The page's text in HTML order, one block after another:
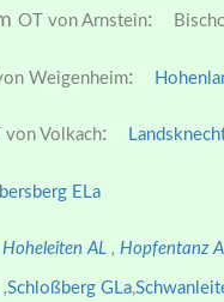
OT von Arnstein:
Weigenheim:
von Volkach:
ELa
Hoheleiten AL , Hopfentanz
,Schloßberg GLa,